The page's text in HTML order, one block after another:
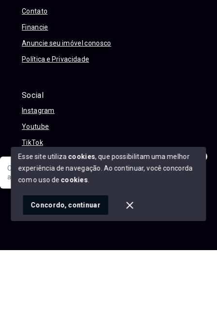
Olá! Sua jornada ao novo imóvel começa aqui. Como posso
ajudar?
Contato
Financie
Anuncie seu imóvel conosco
Política e Privacidade
Social
Instagram
Youtube
TikTok
© Copyright 2026 - Alexandre Abreu Imóveis - Todos os
SITE PARA IMOBILIARIA
Esse site utiliza cookies, que possibilitam uma melhor
experiência de navegação. Ao continuar, você concorda
com o uso de cookies
Concordo, continuar